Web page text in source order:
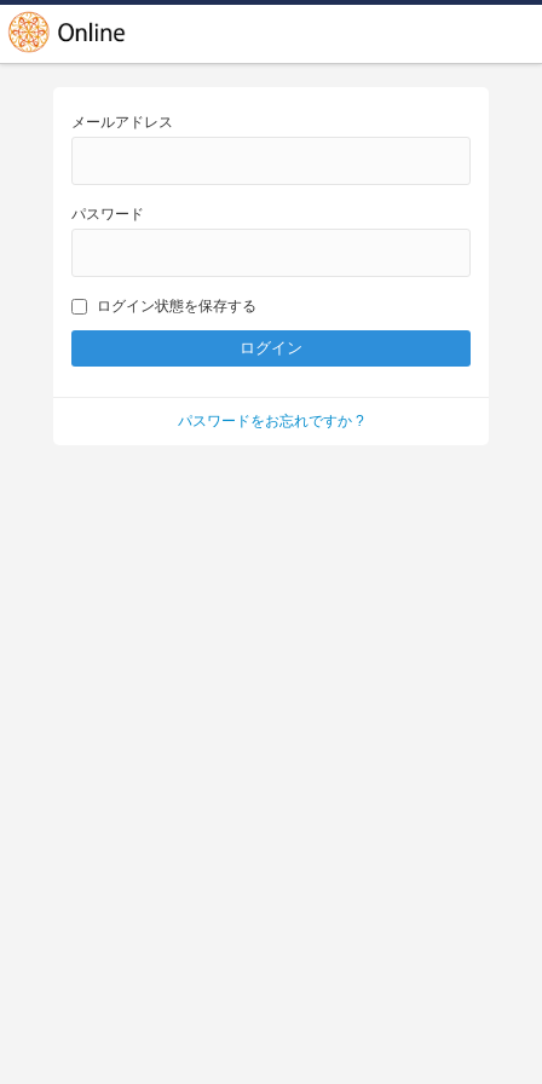
メールアドレス
パスワード
ログイン状態を保存する
パスワードをお忘れですか ?